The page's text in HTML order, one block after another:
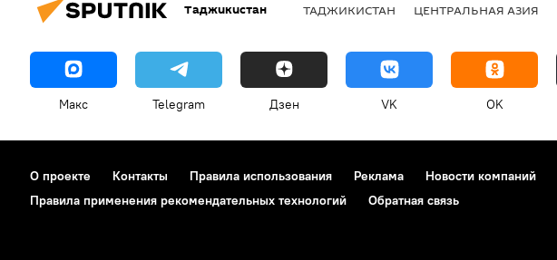
Таджикистан ТАДЖИКИСТАН ЦЕНТРАЛЬНАЯ АЗИЯ
Макс Telegram Дзен VK OK
О проекте Контакты Правила использования Реклама Новости компаний
Правила применения рекомендательных технологий
Обратная связь